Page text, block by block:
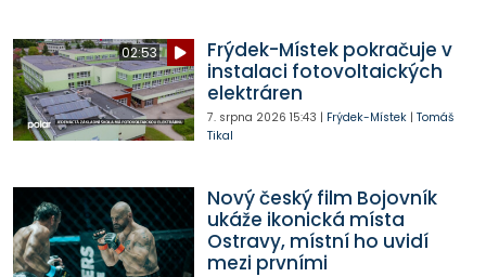
02:53
Frýdek-Místek pokračuje v
instalaci fotovoltaických
elektráren
7. srpna 2026 15:43 | Frýdek-Místek| Tomáš
Tikal
Nový český film Bojovník
ukáže ikonická místa
Ostravy, místní ho uvidí
mezi prvními